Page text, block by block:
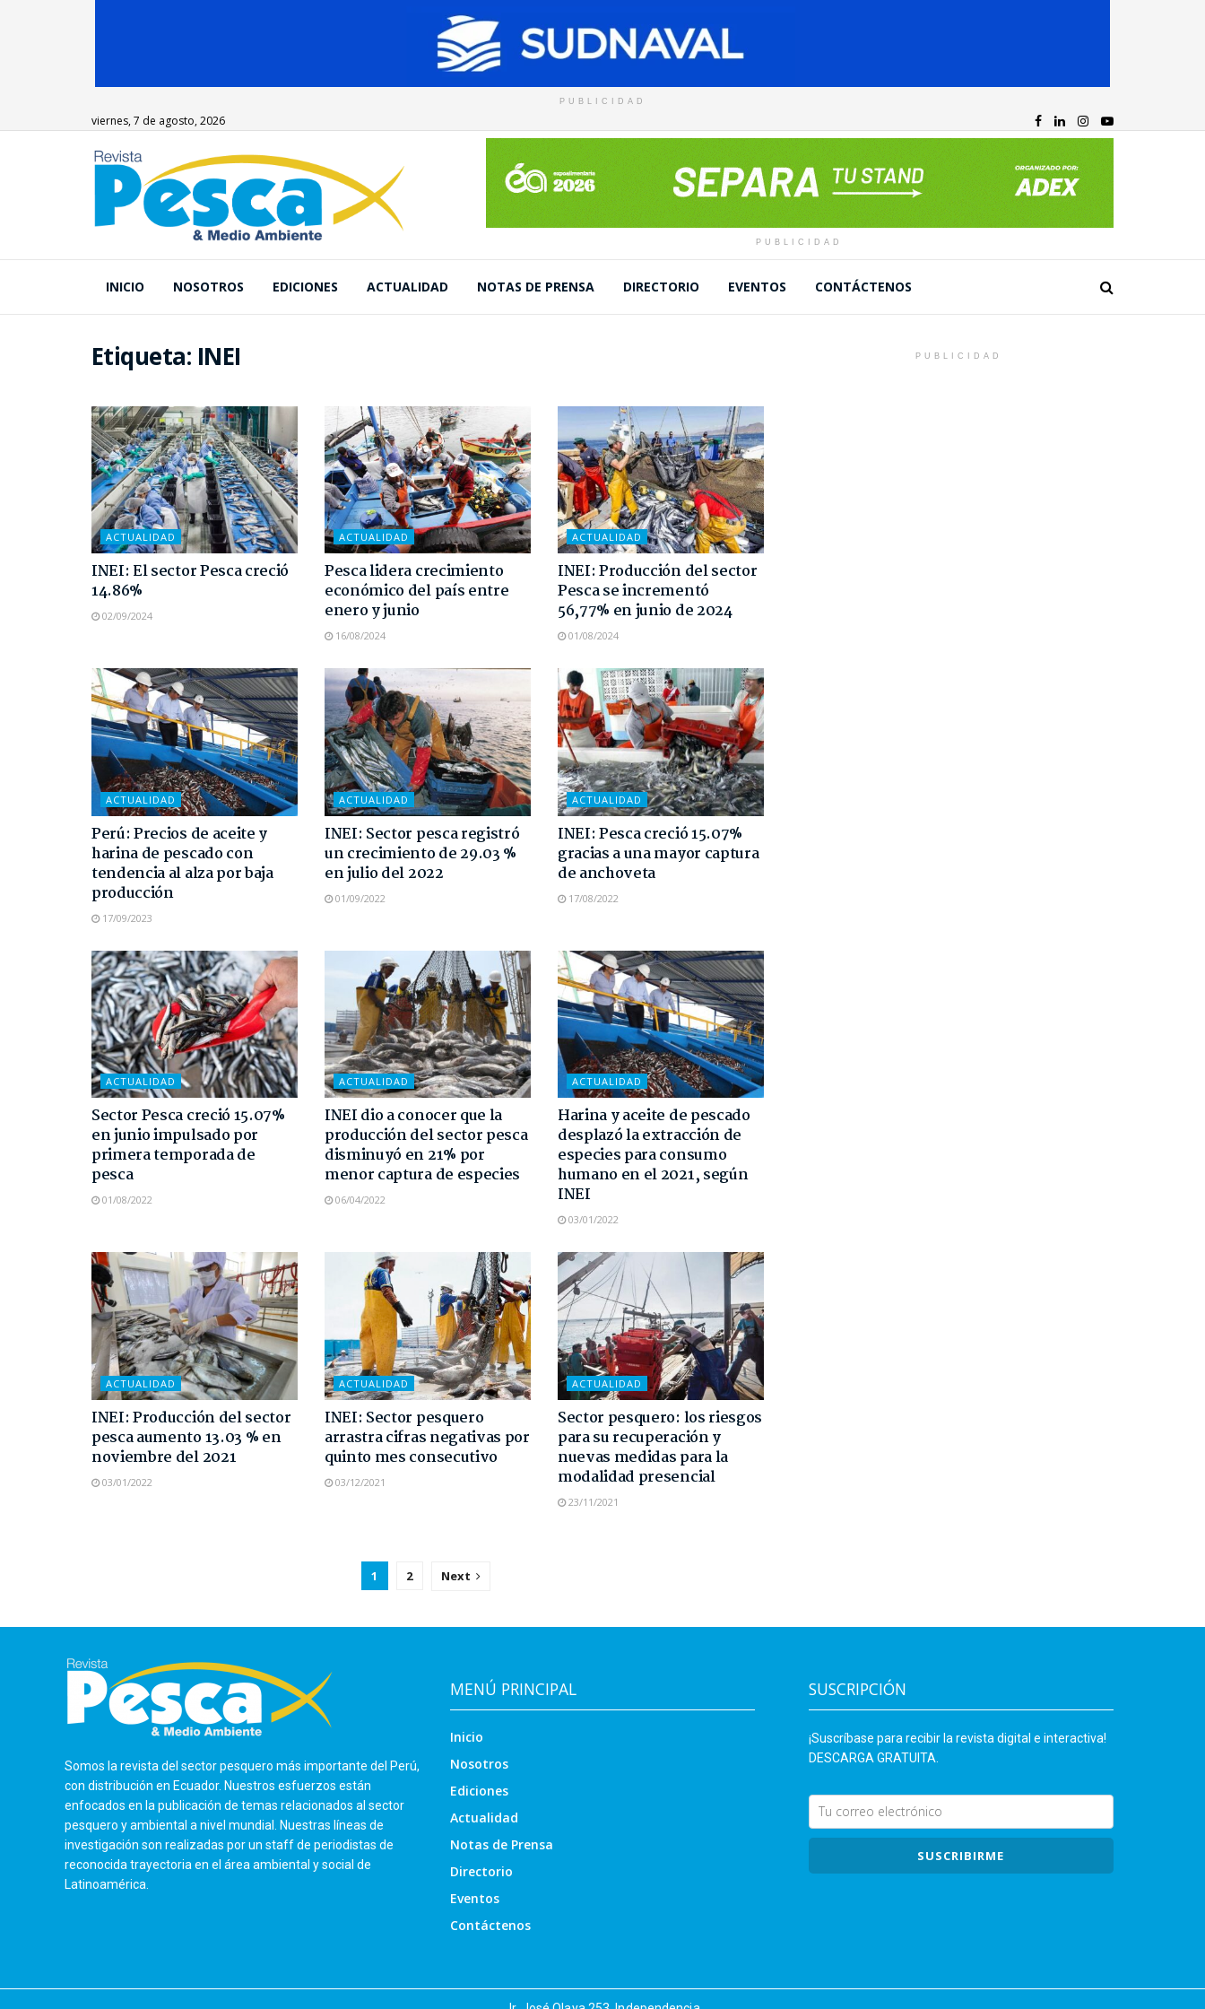
PUBLICIDAD
viernes, 7 de agosto, 2026
PUBLICIDAD
INICIO NOSOTROS EDICIONES ACTUALIDAD NOTAS DE PRENSA DIRECTORIO EVENTOS CONTÁCTENOS
Etiqueta: INEI
ACTUALIDAD
INEI: El sector Pesca creció
14.86%
02/09/2024
ACTUALIDAD
Pesca lidera crecimiento
económico del país entre
enero y junio
16/08/2024
ACTUALIDAD
INEI: Producción del sector
Pesca se incrementó
56,77% en junio de 2024
01/08/2024
ACTUALIDAD
Perú: Precios de aceite y
harina de pescado con
tendencia al alza por baja
producción
17/09/2023
ACTUALIDAD
INEI: Sector pesca registró
un crecimiento de 29.03 %
en julio del 2022
01/09/2022
ACTUALIDAD
INEI: Pesca creció 15.07%
gracias a una mayor captura
de anchoveta
17/08/2022
ACTUALIDAD
Sector Pesca creció 15.07%
en junio impulsado por
primera temporada de
pesca
01/08/2022
ACTUALIDAD
INEI dio a conocer que la
producción del sector pesca
disminuyó en 21% por
menor captura de especies
06/04/2022
ACTUALIDAD
Harina y aceite de pescado
desplazó la extracción de
especies para consumo
humano en el 2021, según
INEI
03/01/2022
ACTUALIDAD
INEI: Producción del sector
pesca aumento 13.03 % en
noviembre del 2021
03/01/2022
ACTUALIDAD
INEI: Sector pesquero
arrastra cifras negativas por
quinto mes consecutivo
03/12/2021
ACTUALIDAD
Sector pesquero: los riesgos
para su recuperación y
nuevas medidas para la
modalidad presencial
23/11/2021
1 2 Next
PUBLICIDAD
Somos la revista del sector pesquero más importante del Perú,
con distribución en Ecuador. Nuestros esfuerzos están
enfocados en la publicación de temas relacionados al sector
pesquero y ambiental a nivel mundial. Nuestras líneas de
investigación son realizadas por un staff de periodistas de
reconocida trayectoria en el área ambiental y social de
Latinoamérica.
MENÚ PRINCIPAL
Inicio
Nosotros
Ediciones
Actualidad
Notas de Prensa
Directorio
Eventos
Contáctenos
SUSCRIPCIÓN
¡Suscríbase para recibir la revista digital e interactiva!
DESCARGA GRATUITA.
SUSCRIBIRME